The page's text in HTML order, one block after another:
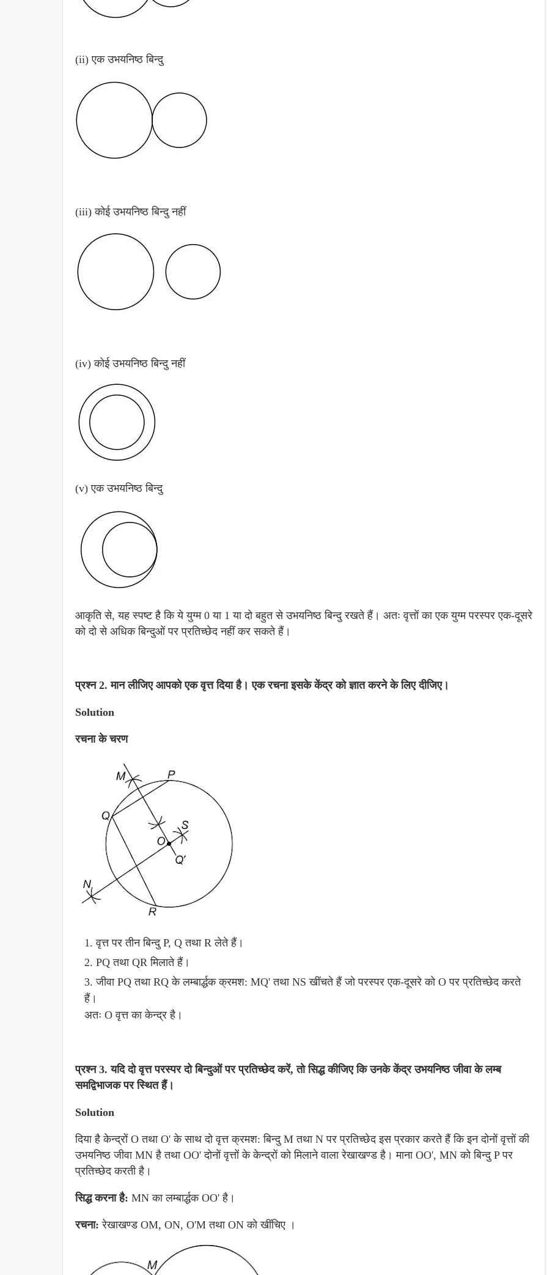
(ii) एक उभयनिष्ठ बिन्दु
(iii) कोई उभयनिष्ठ बिन्दु नहीं
(iv) कोई उभयनिष्ठ बिन्दु नहीं
(v) एक उभयनिष्ठ बिन्दु
आकृति से, यह स्पष्ट है कि ये युग्म 0 या 1 या दो बहुत से उभयनिष्ठ बिन्दु रखते हैं। अतः वृत्तों का एक युग्म परस्पर एक-दूसरे
को दो से अधिक बिन्दुओं पर प्रतिच्छेद नहीं कर सकते हैं।
प्रश्न 2.मान लीजिए आपको एक वृत्त दिया है। एक रचना इसके केंद्र को ज्ञात करने के लिए दीजिए।
Solution
रचना के चरण
वृत्त पर तीन बिन्दु P, Q तथा R लेते हैं।
PQ तथा QR मिलाते हैं।
जीवा PQ तथा RQ के लम्बार्द्धक क्रमश: MQ' तथा NS खींचते हैं जो परस्पर एक-दूसरे को O पर प्रतिच्छेद करते
हैं।
अतः O वृत्त का केन्द्र है।
प्रश्न 3.यदि दो वृत्त परस्पर दो बिन्दुओं पर प्रतिच्छेद करें, तो सिद्ध कीजिए कि उनके केंद्र उभयनिष्ठ जीवा के लम्ब
समद्विभाजक पर स्थित हैं।
Solution
दिया है केन्द्रों O तथा O' के साथ दो वृत्त क्रमश: बिन्दु M तथा N पर प्रतिच्छेद इस प्रकार करते हैं कि इन दोनों वृत्तों की
उभयनिष्ठ जीवा MN है तथा OO' दोनों वृत्तों के केन्द्रों को मिलाने वाला रेखाखण्ड है। माना OO', MN को बिन्दु P पर
प्रतिच्छेद करती है।
सिद्ध करना है: MN का लम्बार्द्धक OO' है।
रचना: रेखाखण्ड OM, ON, O'M तथा ON को खींचिए ।